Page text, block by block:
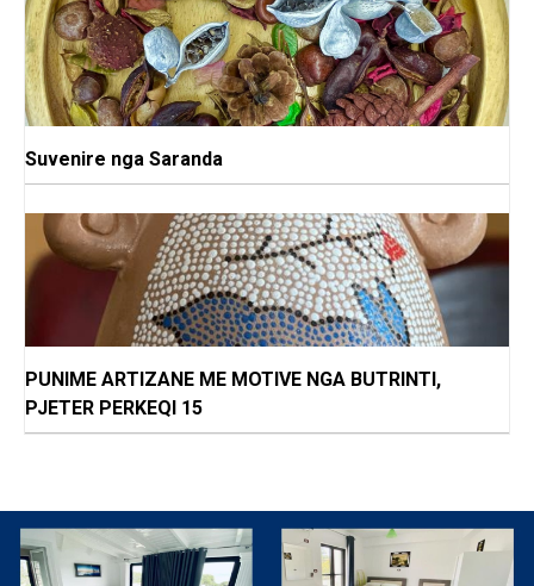
Suvenire nga Saranda
PUNIME ARTIZANE ME MOTIVE NGA BUTRINTI,
PJETER PERKEQI 15